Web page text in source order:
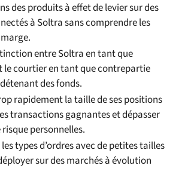
des produits à effet de levier sur des
à Soltra sans comprendre les
entre Soltra en tant que
le courtier en tant que contrepartie
des fonds.
rapidement la taille de ses positions
transactions gagnantes et dépasser
personnelles.
types d’ordres avec de petites tailles
sur des marchés à évolution